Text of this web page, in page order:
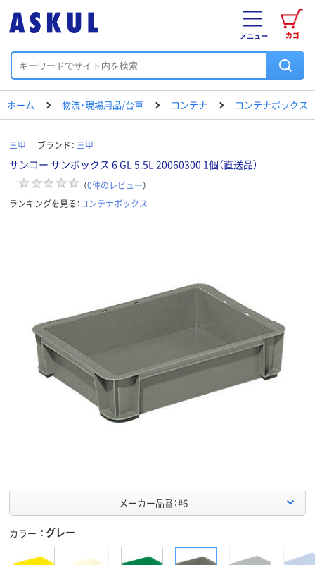
カゴ
メニュー
ホーム 物流・現場用品/台車 コンテナ コンテナボックス
三甲 ブランド： 三甲
サンコー サンボックス 6 GL 5.5L 20060300 1個（直送品）
（0件のレビュー）
ランキングを見る：コンテナボックス
メーカー品番：#6
カラー グレー